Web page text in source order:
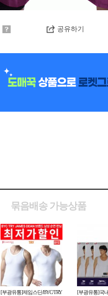
공유하기
묶음배송 가능상품
[부광유통]제임스딘/BYC/TRY
[부광유통]국